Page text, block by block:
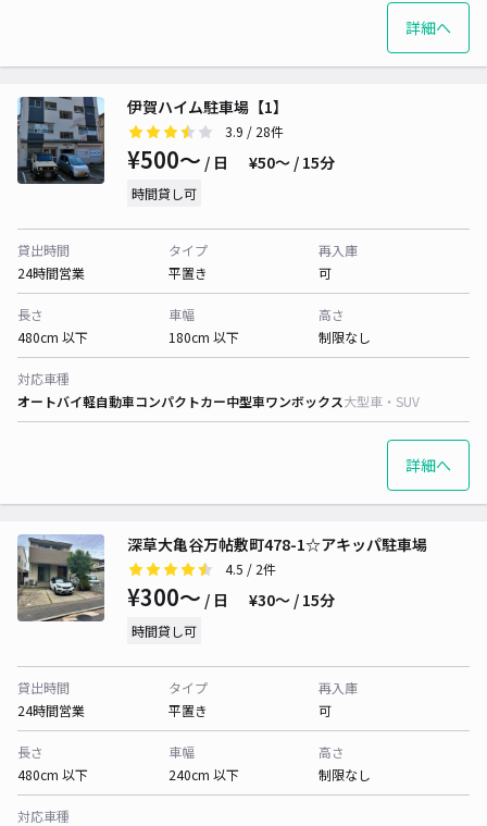
詳細へ
伊賀ハイム駐車場【1】
3.9 / 28件
¥500〜 / 日 ¥50〜 / 15分
時間貸し可
貸出時間
24時間営業
タイプ
平置き
再入庫
可
長さ
480cm 以下
車幅
180cm 以下
高さ
制限なし
対応車種
オートバイ軽自動車コンパクトカー中型車ワンボックス大型車・SUV
詳細へ
深草大亀谷万帖敷町478-1☆アキッパ駐車場
4.5 / 2件
¥300〜 / 日 ¥30〜 / 15分
時間貸し可
貸出時間
24時間営業
タイプ
平置き
再入庫
可
長さ
480cm 以下
車幅
240cm 以下
高さ
制限なし
対応車種